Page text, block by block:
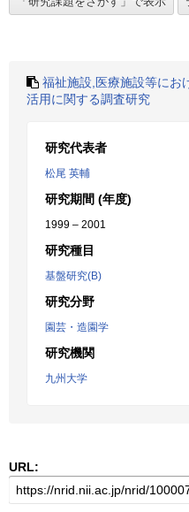
福祉施設,医療施設等にお
活用に関する調査研究
研究代表者
松尾 英輔
研究期間 (年度)
1999 – 2001
研究種目
基盤研究(B)
研究分野
園芸・造園学
研究機関
九州大学
URL: